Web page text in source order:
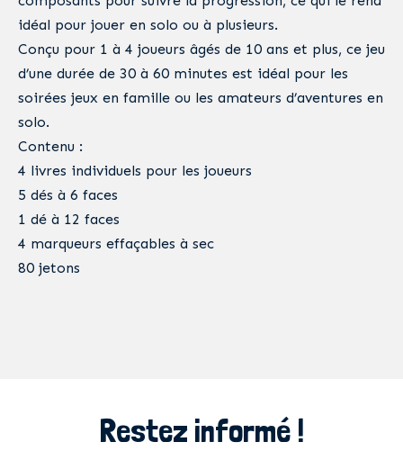
idéal pour jouer en solo ou à plusieurs.
Conçu pour 1 à 4 joueurs âgés de 10 ans et plus, ce jeu
d’une durée de 30 à 60 minutes est idéal pour les
soirées jeux en famille ou les amateurs d’aventures en
solo.
Contenu :
4 livres individuels pour les joueurs
5 dés à 6 faces
1 dé à 12 faces
4 marqueurs effaçables à sec
80 jetons
Restez informé !